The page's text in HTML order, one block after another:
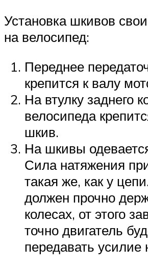
Установка шкивов
на велосипед:
Переднее
крепится к валу
На втулку заднего
велосипеда
шкив.
На шкивы
Сила натяжения
такая же, как у
должен прочно
колесах, от этого
точно двигатель
передавать усилие